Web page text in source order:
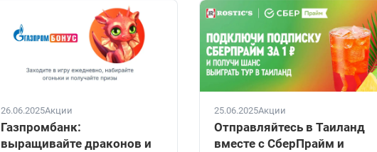
26.06.2025Акции
Газпромбанк:
выращивайте драконов и
25.06.2025Акции
Отправляйтесь в Таиланд
вместе с СберПрайм и